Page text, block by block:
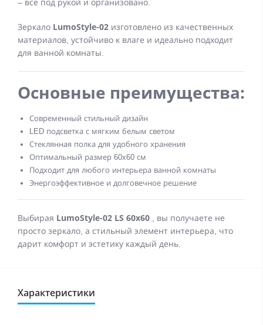
– все под рукой и организовано.
Зеркало LumoStyle-02 изготовлено из качественных
материалов, устойчиво к влаге и идеально подходит
для ванной комнаты.
Основные преимущества:
Современный стильный дизайн
LED подсветка с мягким белым светом
Стеклянная полка для удобного хранения
Оптимальный размер 60x60 см
Подходит для любого интерьера ванной комнаты
Энергоэффективное и долговечное решение
Выбирая LumoStyle-02 LS 60x60 , вы получаете не
просто зеркало, а стильный элемент интерьера, что
дарит комфорт и эстетику каждый день.
Характеристики